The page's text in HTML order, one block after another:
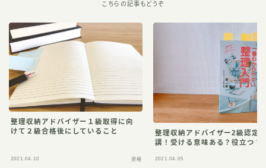
こちらの記事もどうぞ
整理収納アドバイザー１級取得に向
けて２級合格後にしていること
2021.04.10 資格
整理収納アドバイザー2級認定
講！受ける意味ある？役立つ？
2021.04.05